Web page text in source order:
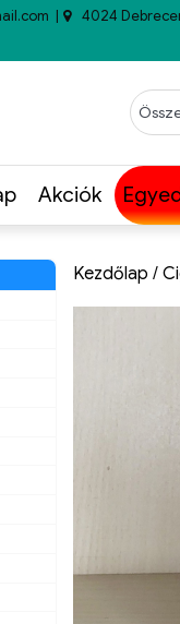
4024
Akciók
Kezdőlap /